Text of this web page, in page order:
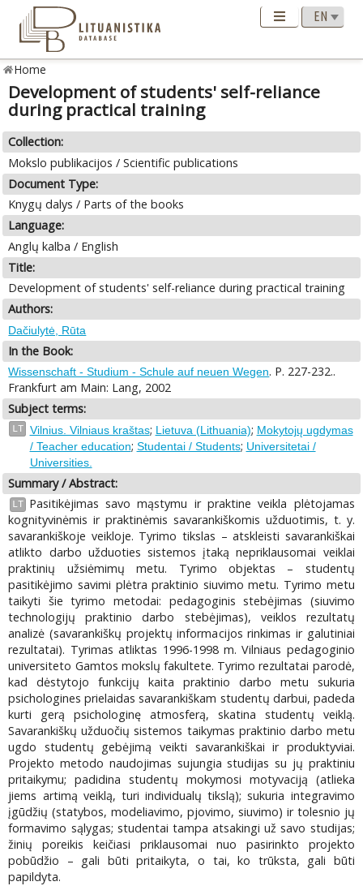
Home
Development of students' self-reliance
during practical training
Collection:
Mokslo publikacijos / Scientific publications
Document Type:
Knygų dalys / Parts of the books
Language:
Anglų kalba / English
Title:
Development of students' self-reliance during practical training
Authors:
Dačiulytė, Rūta
In the Book:
Wissenschaft - Studium - Schule auf neuen Wegen. P. 227-232..
Frankfurt am Main: Lang, 2002
Subject terms:
LT Vilnius. Vilniaus kraštas; Lietuva (Lithuania); Mokytojų ugdymas
/ Teacher education; Studentai / Students; Universitetai /
Universities.
Summary / Abstract:
LT
Pasitikėjimas savo mąstymu ir praktine veikla plėtojamas
kognityvinėmis ir praktinėmis savarankiškomis užduotimis, t. y.
savarankiškoje veikloje. Tyrimo tikslas – atskleisti savarankiškai
atlikto darbo užduoties sistemos įtaką nepriklausomai veiklai
praktinių užsiėmimų metu. Tyrimo objektas – studentų
pasitikėjimo savimi plėtra praktinio siuvimo metu. Tyrimo metu
taikyti šie tyrimo metodai: pedagoginis stebėjimas (siuvimo
technologijų praktinio darbo stebėjimas), veiklos rezultatų
analizė (savarankiškų projektų informacijos rinkimas ir galutiniai
rezultatai). Tyrimas atliktas 1996-1998 m. Vilniaus pedagoginio
universiteto Gamtos mokslų fakultete. Tyrimo rezultatai parodė,
kad dėstytojo funkcijų kaita praktinio darbo metu sukuria
psichologines prielaidas savarankiškam studentų darbui, padeda
kurti gerą psichologinę atmosferą, skatina studentų veiklą.
Savarankiškų užduočių sistemos taikymas praktinio darbo metu
ugdo studentų gebėjimą veikti savarankiškai ir produktyviai.
Projekto metodo naudojimas sujungia studijas su jų praktiniu
pritaikymu; padidina studentų mokymosi motyvaciją (atlieka
jiems artimą veiklą, turi individualų tikslą); sukuria integravimo
įgūdžių (statybos, modeliavimo, pjovimo, siuvimo) ir tolesnio jų
formavimo sąlygas; studentai tampa atsakingi už savo studijas;
žinių poreikis keičiasi priklausomai nuo pasirinkto projekto
pobūdžio – gali būti pritaikyta, o tai, ko trūksta, gali būti
papildyta.